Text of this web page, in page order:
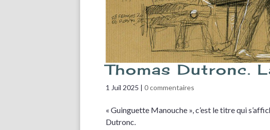
Thomas Dutronc.
1 Juil 2025 |0 commentaires
« Guinguette Manouche », c’est le titre qui
Dutronc.